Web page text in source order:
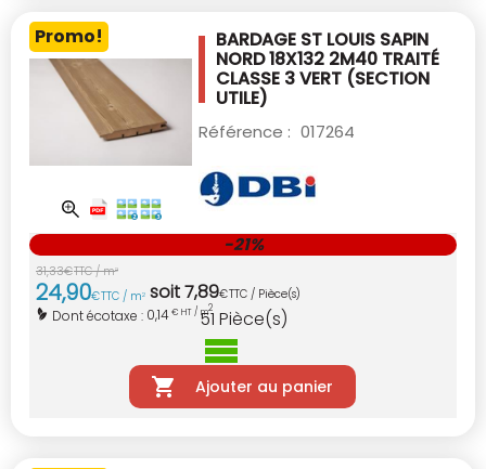
Promo! BARDAGE ST LOUIS SAPIN
NORD 18X132 2M40 TRAITÉ
CLASSE 3 VERT (SECTION
UTILE)
Référence : 017264
31,33€TTC / m2
24,90€TTC / m2 soit7,89€TTC / Pièce(s)
Dont écotaxe : 0,14€ HT / m2
-21%
51 Pièce(s)
Ajouter au panier